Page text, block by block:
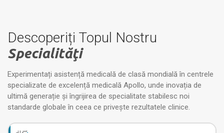
Descoperiți Topul Nostru
Specialităţi
Experimentați asistență medicală de clasă mondială în centrele
specializate de excelență medicală Apollo, unde inovația de
ultimă generație și îngrijirea de specialitate stabilesc noi
standarde globale în ceea ce privește rezultatele clinice.